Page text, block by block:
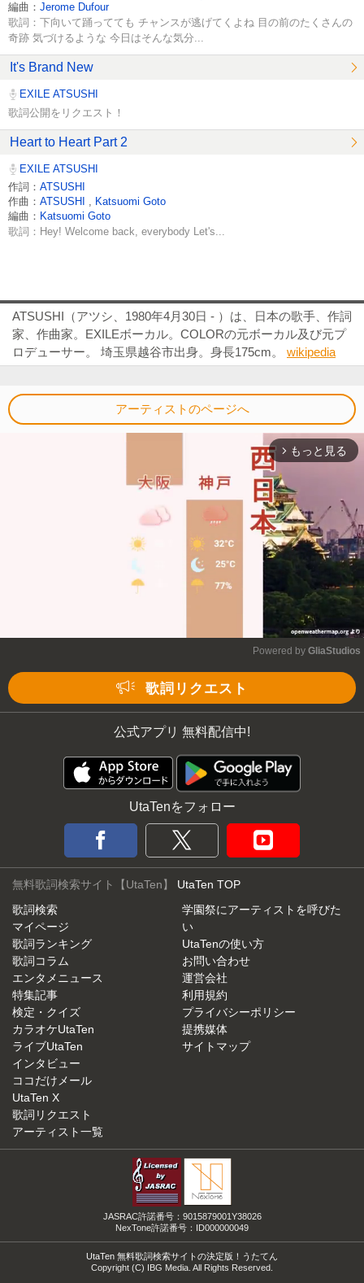
編曲： Jerome Dufour
歌詞：下向いて踊ってても チャンスが逃げてくよね 目の前のたくさんの
奇跡 気づけるような 今日はそんな気分...
It's Brand New
EXILE ATSUSHI
歌詞公開をリクエスト！
Heart to Heart Part 2
EXILE ATSUSHI
作詞： ATSUSHI
作曲： ATSUSHI
Katsuomi Goto
編曲： Katsuomi Goto
歌詞：Hey! Welcome back, everybody Let's...
ATSUSHI（アツシ、1980年4月30日 - ）は、日本の歌手、作詞
家、作曲家。EXILEボーカル。COLORの元ボーカル及び元プ
ロデューサー。 埼玉県越谷市出身。身長175cm。 wikipedia
アーティストのページへ
arrow_forward_ios もっと見る
Powered by GliaStudios
歌詞リクエスト
公式アプリ 無料配信中!
UtaTenをフォロー
無料歌詞検索サイト【UtaTen】 UtaTen TOP
歌詞検索
マイページ
歌詞ランキング
歌詞コラム
エンタメニュース
特集記事
検定・クイズ
カラオケUtaTen
ライブUtaTen
インタビュー
ココだけメール
UtaTen X
歌詞リクエスト
アーティスト一覧
学園祭にアーティストを呼びた
い
UtaTenの使い方
お問い合わせ
運営会社
利用規約
プライバシーポリシー
提携媒体
サイトマップ
JASRAC許諾番号：9015879001Y38026
NexTone許諾番号：ID000000049
UtaTen 無料歌詞検索サイトの決定版！うたてん
Copyright (C) IBG Media. All Rights Reserved.